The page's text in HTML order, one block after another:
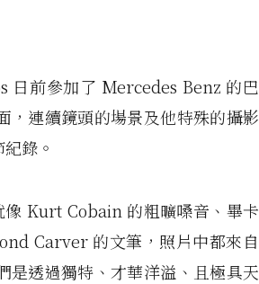
日前參加了 Mercedes Benz 的巴
，連續鏡頭的場景及他特殊的攝影
錄。
Kurt Cobain 的粗曠嗓音、畢卡
Carver 的文筆，照片中都來自
是透過獨特、才華洋溢、且極具天